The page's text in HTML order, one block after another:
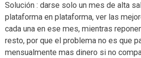
Solución : darse solo un mes de alta
plataforma en plataforma, ver las
cada una en ese mes, mientras
resto, por que el problema no es que
mensualmente mas dinero si no